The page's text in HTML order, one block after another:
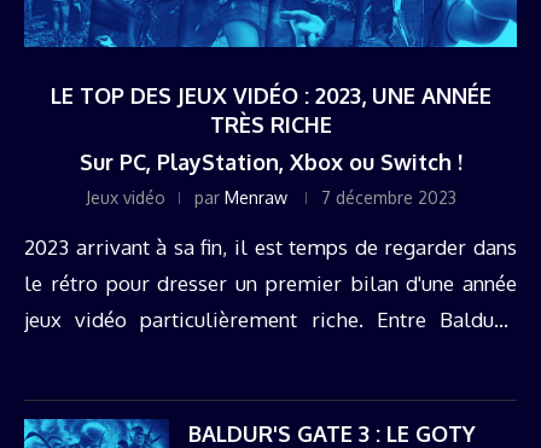
LE TOP DES JEUX VIDÉO : 2023, UNE ANNÉE
TRÈS RICHE
Sur PC, PlayStation, Xbox ou Switch !
Jeux vidéo par Menraw 7 décembre 2023
2023 arrivant à sa fin, il est temps de regarder dans
le rétro pour dresser un premier bilan d'une année
jeux vidéo particulièrement riche. Entre Baldur’s
BALDUR'S GATE 3 : LE GOTY